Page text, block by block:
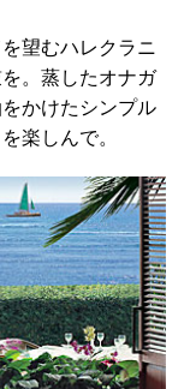
望むハレクラニ
。蒸したオナガ
かけたシンプル
楽しんで。